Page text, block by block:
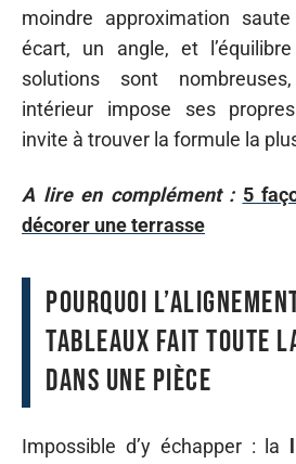
moindre approximation
écart, un angle, et
solutions sont
intérieur impose ses
invite à trouver la formule la
A lire en complément : 5
décorer une terrasse
Pourquoi
tableaux fait toute
dans une pièce
Impossible d’y échapper : la